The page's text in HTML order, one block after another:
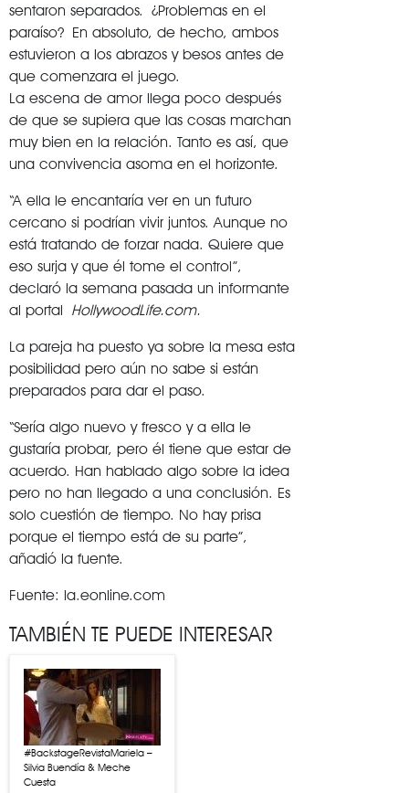
sentaron separados. ¿Problemas en el
paraíso? En absoluto, de hecho, ambos
estuvieron a los abrazos y besos antes de
que comenzara el juego.
La escena de amor llega poco después
de que se supiera que las cosas marchan
muy bien en la relación. Tanto es así, que
una convivencia asoma en el horizonte.
“A ella le encantaría ver en un futuro
cercano si podrían vivir juntos. Aunque no
está tratando de forzar nada. Quiere que
eso surja y que él tome el control”,
declaró la semana pasada un informante
al portal HollywoodLife.com.
La pareja ha puesto ya sobre la mesa esta
posibilidad pero aún no sabe si están
preparados para dar el paso.
“Sería algo nuevo y fresco y a ella le
gustaría probar, pero él tiene que estar de
acuerdo. Han hablado algo sobre la idea
pero no han llegado a una conclusión. Es
solo cuestión de tiempo. No hay prisa
porque el tiempo está de su parte”,
añadió la fuente.
Fuente: la.eonline.com
TAMBIÉN TE PUEDE INTERESAR
#BackstageRevistaMariela –
Silvia Buendía & Meche
Cuesta